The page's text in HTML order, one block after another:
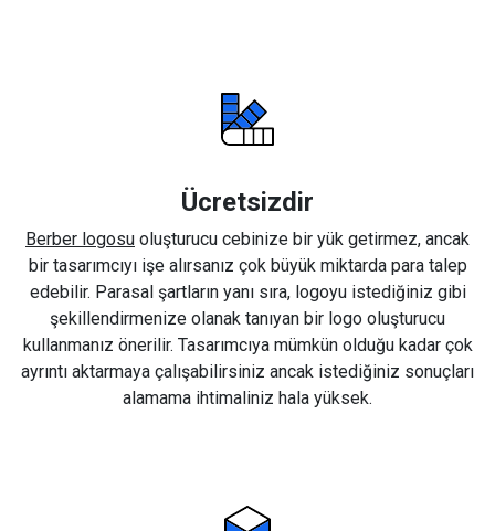
Ücretsizdir
Berber logosu oluşturucu cebinize bir yük getirmez, ancak
bir tasarımcıyı işe alırsanız çok büyük miktarda para talep
edebilir. Parasal şartların yanı sıra, logoyu istediğiniz gibi
şekillendirmenize olanak tanıyan bir logo oluşturucu
kullanmanız önerilir. Tasarımcıya mümkün olduğu kadar çok
ayrıntı aktarmaya çalışabilirsiniz ancak istediğiniz sonuçları
alamama ihtimaliniz hala yüksek.